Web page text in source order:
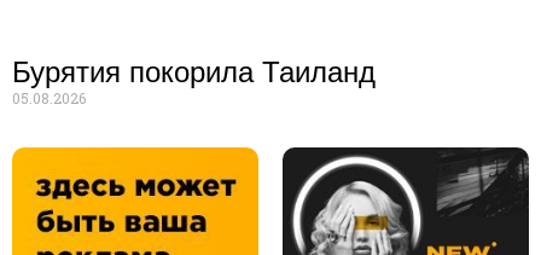
Бурятия покорила Таиланд
05.08.2026